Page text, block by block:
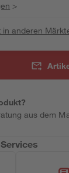
>
in anderen
aus dem